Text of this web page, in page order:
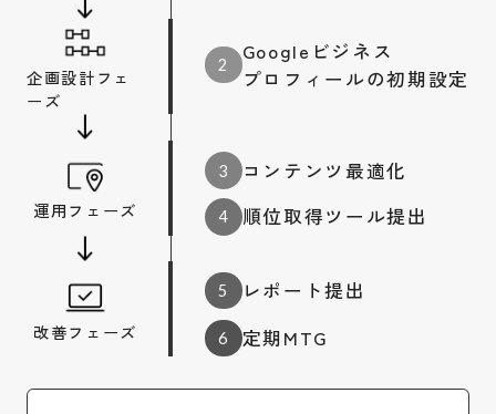
企画設計フェ
ーズ
運用フェーズ
改善フェーズ
2
Googleビジネス
プロフィールの初期設定
3 コンテンツ最適化
4 順位取得ツール提出
5 レポート提出
6 定期MTG